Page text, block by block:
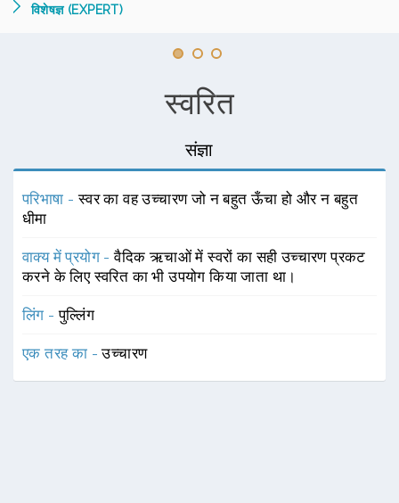
विशेषज्ञ (EXPERT)
स्वरित
संज्ञा
परिभाषा -स्वर का वह उच्चारण जो न बहुत ऊँचा हो और न बहुत
धीमा
वाक्य में प्रयोग -वैदिक ऋचाओं में स्वरों का सही उच्चारण प्रकट
करने के लिए स्वरित का भी उपयोग किया जाता था।
लिंग -पुल्लिंग
एक तरह का -उच्चारण